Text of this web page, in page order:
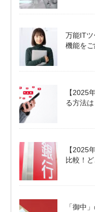
万能IT
機能を
【2025
る方法
【2025
比較！
「御中